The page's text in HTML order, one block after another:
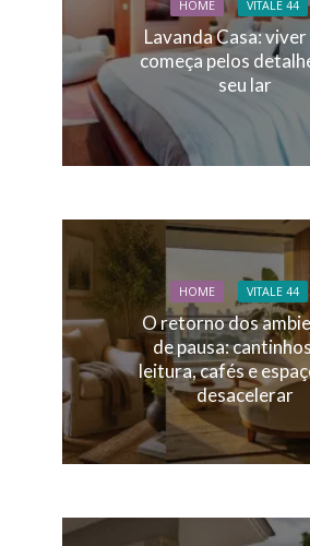
HOME VITALE 44
Lavanda Casa: viver
começa pelos
seu lar
HOME VITALE 44
O retorno dos
de pausa:
leitura, cafés e
desacelerar